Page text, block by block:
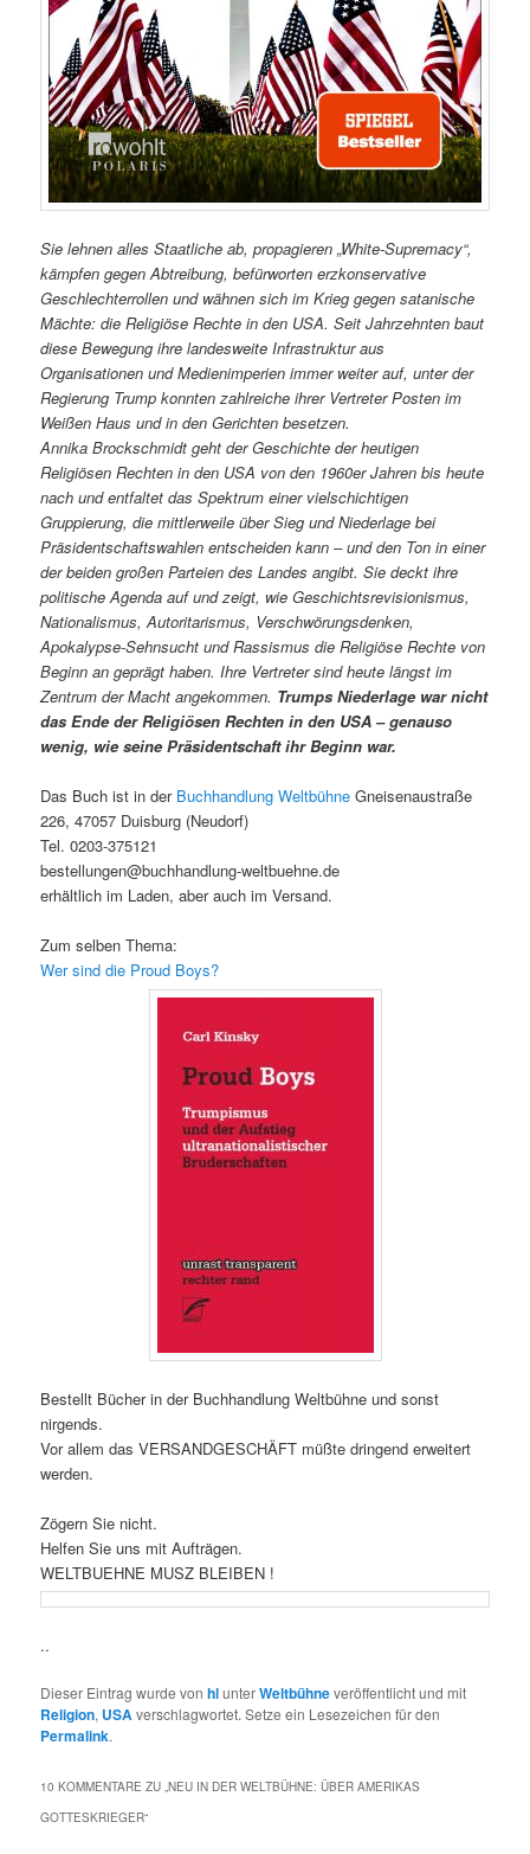
Sie lehnen alles Staatliche ab, propagieren „White-Supremacy“,
kämpfen gegen Abtreibung, befürworten erzkonservative
Geschlechterrollen und wähnen sich im Krieg gegen satanische
Mächte: die Religiöse Rechte in den USA. Seit Jahrzehnten baut
diese Bewegung ihre landesweite Infrastruktur aus
Organisationen und Medienimperien immer weiter auf, unter der
Regierung Trump konnten zahlreiche ihrer Vertreter Posten im
Weißen Haus und in den Gerichten besetzen.
Annika Brockschmidt geht der Geschichte der heutigen
Religiösen Rechten in den USA von den 1960er Jahren bis heute
nach und entfaltet das Spektrum einer vielschichtigen
Gruppierung, die mittlerweile über Sieg und Niederlage bei
Präsidentschaftswahlen entscheiden kann – und den Ton in einer
der beiden großen Parteien des Landes angibt. Sie deckt ihre
politische Agenda auf und zeigt, wie Geschichtsrevisionismus,
Nationalismus, Autoritarismus, Verschwörungsdenken,
Apokalypse-Sehnsucht und Rassismus die Religiöse Rechte von
Beginn an geprägt haben. Ihre Vertreter sind heute längst im
Zentrum der Macht angekommen. Trumps Niederlage war nicht
das Ende der Religiösen Rechten in den USA – genauso
wenig, wie seine Präsidentschaft ihr Beginn war.
Das Buch ist in derBuchhandlung Weltbühne Gneisenaustraße
226, 47057 Duisburg (Neudorf)
Tel. 0203-375121
bestellungen@buchhandlung-weltbuehne.de
erhältlich im Laden, aber auch im Versand.
Zum selben Thema:
Wer sind die Proud Boys?
Bestellt Bücher in der Buchhandlung Weltbühne und sonst
nirgends.
Vor allem das VERSANDGESCHÄFT müßte dringend erweitert
werden.
Zögern Sie nicht.
Helfen Sie uns mit Aufträgen.
WELTBUEHNE MUSZ BLEIBEN !
..
Dieser Eintrag wurde vonhlunterWeltbühneveröffentlicht und mit
Religion, USAverschlagwortet. Setze ein Lesezeichen für den
Permalink.
10 KOMMENTARE ZU „NEU IN DER WELTBÜHNE: ÜBER AMERIKAS
GOTTESKRIEGER“